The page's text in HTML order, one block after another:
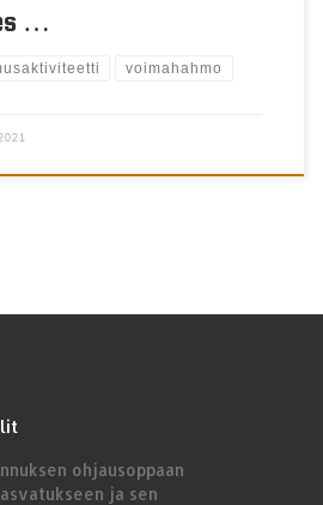
…
voimahahmo
ohjausoppaan
ja sen